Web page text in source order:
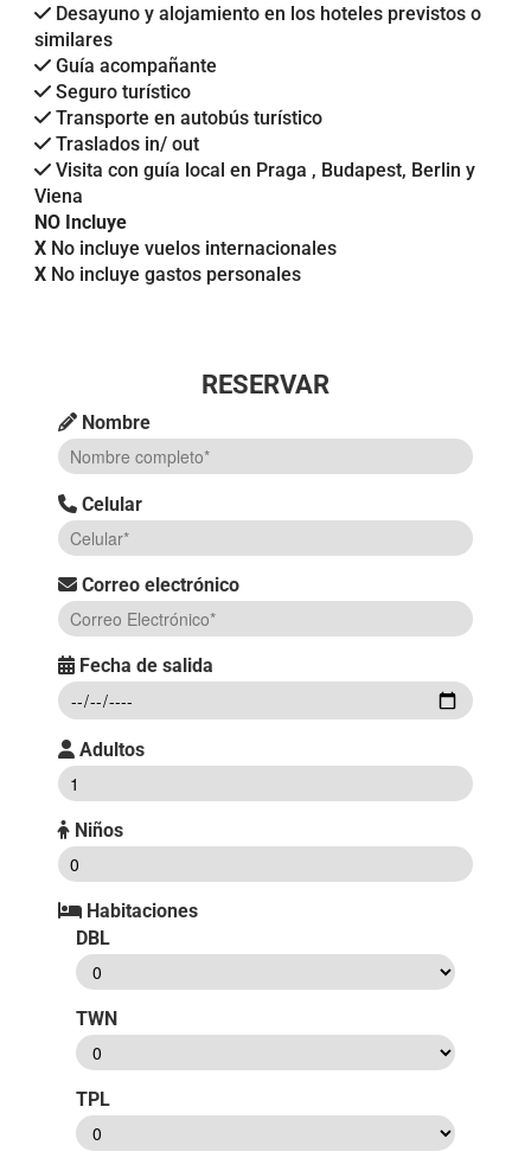
Desayuno y alojamiento en los hoteles previstos o
similares
Guía acompañante
Seguro turístico
Transporte en autobús turístico
Traslados in/ out
Visita con guía local en Praga , Budapest, Berlin y
Viena
NO Incluye
XNo incluye vuelos internacionales
XNo incluye gastos personales
RESERVAR
Nombre
Celular
Correo electrónico
Fecha de salida
Adultos
Niños
Habitaciones
DBL
TWN
TPL